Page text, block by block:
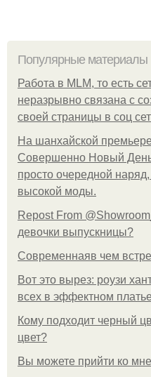
Популярные материалы
Работа в MLM, то есть
неразрывно связана с
своей страницы в соц
На шанхайской
Совершенно Новый
просто очередной
высокой моды.
Repost From
девочки выпускницы?
Современнаяв чем
Вот это вырез: роузи
всех в эффектном
Кому подходит черный
цвет?
Вы можете прийти ко